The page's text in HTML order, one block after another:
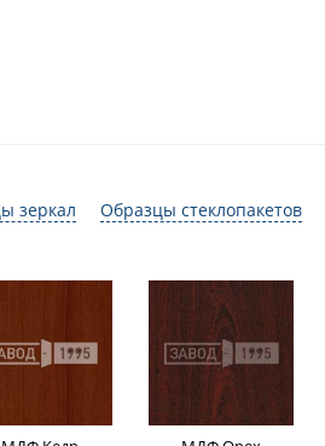
зеркал Образцы стеклопакетов